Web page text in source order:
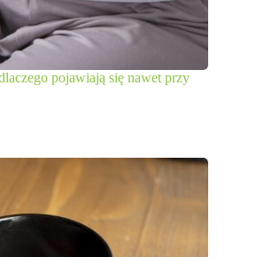
pojawiają się nawet przy